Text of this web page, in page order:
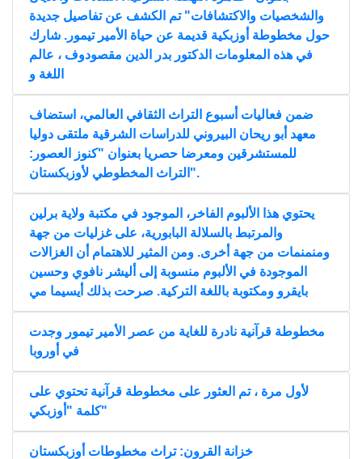
والشخصيات والاكتشافات" تم الكشف عن تفاصيل جديدة
حول مخطوطة أوزبكية قديمة عن حياة الأمير تيمور. شارك
في هذه المعلومات الدكتور بدر الدين مقصودوف ، عالم
اللغة و
ضمن فعاليات أسبوع التراث الثقافي العالمي، استضاف
معهد أبو ريحان البيروني للدراسات الشرقية ملتقى دوليا
للمستشرقين ومعرضا حصريا بعنوان "كنوز العصور:
التراث المخطوطي لأوزبكستان".
يحتوي هذا الألبوم الفاخر، الموجود في مكتبة ولاية برلين
والمرتبط بالسلالة البابورية، على غزليات من جهة
ومنمنمات من جهة أخرى. ومن المثير للاهتمام أن الغزالات
الموجودة في الألبوم منسوبة إلى أليشر نافوي وحسين
بايقرو ومكتوبة باللغة التركية. صرحت بذلك أيسيما مي
مخطوطة قرآنية نادرة للغاية من عصر الأمير تيمور وجدت
في أوروبا
لأول مرة ، تم العثور على مخطوطة قرآنية تحتوي على
كلمة "أوزبكي"
خزانة القرون: تراث مخطوطات أوزبكستان